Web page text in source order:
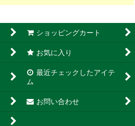
ショッピングカート
お気に入り
最近チェックしたアイテ
ム
お問い合わせ